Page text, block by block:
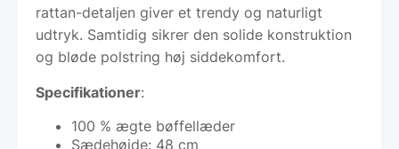
rattan-detaljen giver et trendy og naturligt
udtryk. Samtidig sikrer den solide konstruktion
og bløde polstring høj siddekomfort.
Specifikationer:
100 % ægte bøffellæder
Sædehøjde: 48 cm